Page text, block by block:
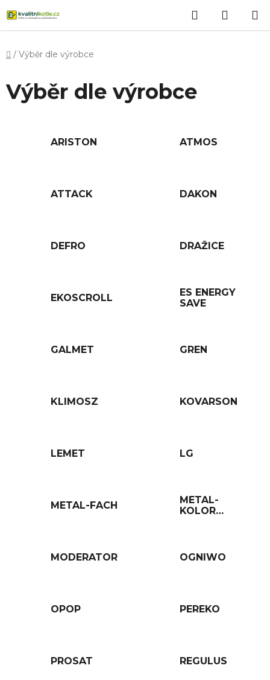
na
obsah
Hledat
KOŠÍK
Domů
/ Výběr dle výrobce
Výběr dle výrobce
ARISTON ATMOS
ATTACK DAKON
DEFRO DRAŽICE
EKOSCROLL
ES ENERGY
SAVE
GALMET GREN
KLIMOSZ KOVARSON
LEMET LG
METAL-FACH
METAL-
KOLOR
MODERATOR OGNIWO
OPOP PEREKO
PROSAT REGULUS